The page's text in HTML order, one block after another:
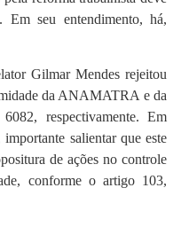
Em seu entendimento, há,
Gilmar Mendes rejeitou
da ANAMATRA e da
respectivamente. Em
salientar que este
de ações no controle
conforme o artigo 103,